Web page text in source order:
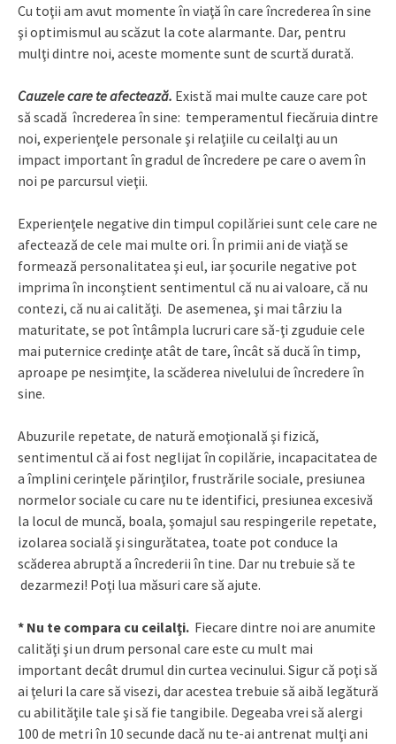
Cu toţii am avut momente în viaţă în care încrederea în sine
şi optimismul au scăzut la cote alarmante. Dar, pentru
mulţi dintre noi, aceste momente sunt de scurtă durată.
Cauzele care te afectează. Există mai multe cauze care pot
să scadă încrederea în sine: temperamentul fiecăruia dintre
noi, experienţele personale şi relaţiile cu ceilalţi au un
impact important în gradul de încredere pe care o avem în
noi pe parcursul vieţii.
Experienţele negative din timpul copilăriei sunt cele care ne
afectează de cele mai multe ori. În primii ani de viaţă se
formează personalitatea şi eul, iar şocurile negative pot
imprima în inconştient sentimentul că nu ai valoare, că nu
contezi, că nu ai calităţi. De asemenea, şi mai târziu la
maturitate, se pot întâmpla lucruri care să-ţi zguduie cele
mai puternice credinţe atât de tare, încât să ducă în timp,
aproape pe nesimţite, la scăderea nivelului de încredere în
sine.
Abuzurile repetate, de natură emoţională şi fizică,
sentimentul că ai fost neglijat în copilărie, incapacitatea de
a împlini cerinţele părinţilor, frustrările sociale, presiunea
normelor sociale cu care nu te identifici, presiunea excesivă
la locul de muncă, boala, şomajul sau respingerile repetate,
izolarea socială şi singurătatea, toate pot conduce la
scăderea abruptă a încrederii în tine. Dar nu trebuie să te
dezarmezi! Poţi lua măsuri care să ajute.
* Nu te compara cu ceilalţi. Fiecare dintre noi are anumite
calităţi şi un drum personal care este cu mult mai
important decât drumul din curtea vecinului. Sigur că poţi să
ai ţeluri la care să visezi, dar acestea trebuie să aibă legătură
cu abilităţile tale şi să fie tangibile. Degeaba vrei să alergi
100 de metri în 10 secunde dacă nu te-ai antrenat mulţi ani